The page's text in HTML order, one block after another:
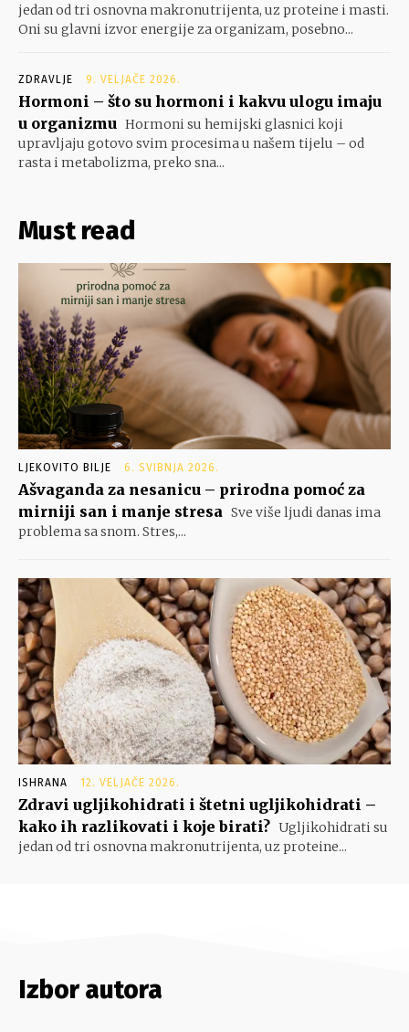
jedan od tri osnovna makronutrijenta, uz proteine i masti.
Oni su glavni izvor energije za organizam, posebno...
ZDRAVLJE 9. VELJAČE 2026.
Hormoni – što su hormoni i kakvu ulogu imaju
u organizmu Hormoni su hemijski glasnici koji
upravljaju gotovo svim procesima u našem tijelu – od
rasta i metabolizma, preko sna...
Must read
LJEKOVITO BILJE 6. SVIBNJA 2026.
Ašvaganda za nesanicu – prirodna pomoć za
mirniji san i manje stresa Sve više ljudi danas ima
problema sa snom. Stres,...
ISHRANA 12. VELJAČE 2026.
Zdravi ugljikohidrati i štetni ugljikohidrati –
kako ih razlikovati i koje birati? Ugljikohidrati su
jedan od tri osnovna makronutrijenta, uz proteine...
Izbor autora